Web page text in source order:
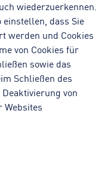
wiederzuerkennen.
dass Sie
werden und Cookies
von Cookies für
sowie das
Schließen des
von
Websites